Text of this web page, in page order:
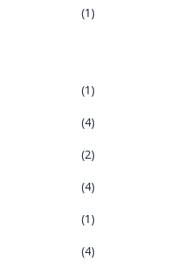
(1)
(1)
(4)
(2)
(4)
(1)
(4)